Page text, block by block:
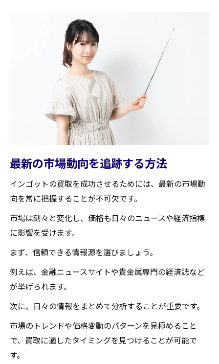
保管時の注意点とその影響
劣化を防ぐインゴットの保管テクニック
高額買取を狙うための保管場所選び
インゴット保管時の温度と湿度管理
専門家が推奨するインゴットの保管方法
インゴット買取専門家が教える高価買取の秘訣
専門家に聞く高価買取のための準備
買取業者が見るインゴットの評価ポイント
専門家の意見を活かした買取戦略
専門家が教える買取交渉の心得
動向
地域特有の市場トレンドを把握する方法
売却タイミングを見極めるための指標
市場動向から見る売却の最適時期
地域の需要と供給バランスを理解する
市場動向に基づく売却戦略の立て方
最新の市場動向を追跡する方法
インゴットの買取を成功させるためには、最新の市場動
向を常に把握することが不可欠です。
市場は刻々と変化し、価格も日々のニュースや経済指標
に影響を受けます。
まず、信頼できる情報源を選びましょう。
例えば、金融ニュースサイトや貴金属専門の経済誌など
が挙げられます。
次に、日々の情報をまとめて分析することが重要です。
市場のトレンドや価格変動のパターンを見極めること
で、買取に適したタイミングを見つけることが可能で
す。